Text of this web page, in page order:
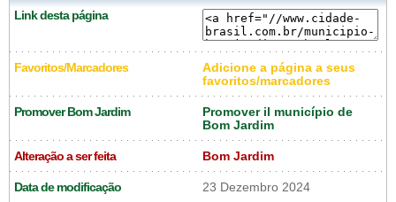
Link desta página
Favoritos/Marcadores
Adicione a página a seus
favoritos/marcadores
Promover Bom Jardim
Promover il município de
Bom Jardim
Alteração a ser feita Bom Jardim
Data de modificação 23 Dezembro 2024